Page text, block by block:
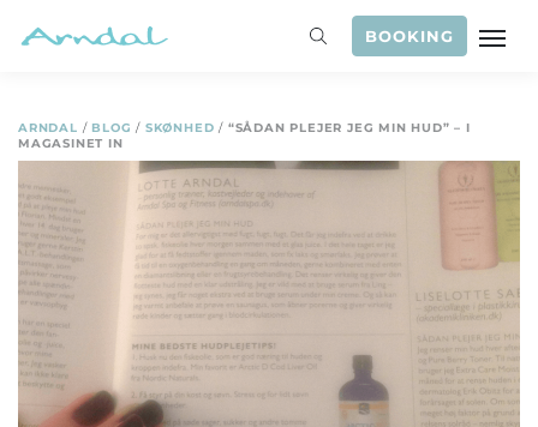
BOOKING
ARNDAL / BLOG / SKØNHED / “SÅDAN PLEJER JEG MIN HUD” – I
MAGASINET IN